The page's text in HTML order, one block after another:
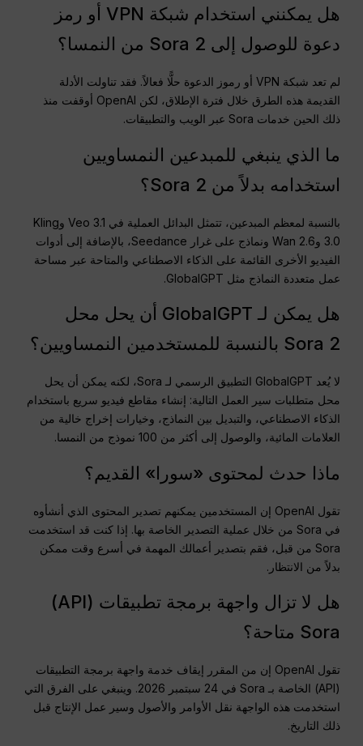
هل يمكنني استخدام شبكة VPN أو رمز
دعوة للوصول إلى Sora 2 من النمسا؟
لم تعد شبكة VPN أو رموز الدعوة حلًّا فعالاً. فقد تناولت الأدلة
القديمة هذه الطرق خلال فترة الإطلاق، لكن OpenAI أوقفت منذ
ذلك الحين خدمات Sora عبر الويب والتطبيقات.
ما الذي ينبغي للمبدعين النمساويين
استخدامه بدلاً من Sora 2؟
بالنسبة لمعظم المبدعين، تتمثل البدائل العملية في Veo 3.1 وKling
3.0 وWan 2.6 ونماذج على غرار Seedance، بالإضافة إلى أدوات
الفيديو الأخرى القائمة على الذكاء الاصطناعي والمتاحة عبر مساحة
عمل متعددة النماذج مثل GlobalGPT.
هل يمكن لـ GlobalGPT أن يحل محل
Sora 2 بالنسبة للمستخدمين النمساويين؟
لا يُعد GlobalGPT التطبيق الرسمي لـ Sora، لكنه يمكن أن يحل
محل متطلبات سير العمل التالية: إنشاء مقاطع فيديو سريع باستخدام
الذكاء الاصطناعي، والتبديل بين النماذج، وخيارات إخراج خالية من
العلامات المائية، والوصول إلى أكثر من 100 نموذج من النمسا.
ماذا حدث لمحتوى «سورا» القديم؟
تقول OpenAI إن المستخدمين يمكنهم تصدير المحتوى الذي أنشأوه
في Sora من خلال عملية التصدير الخاصة بها. إذا كنت قد استخدمت
Sora من قبل، فقم بتصدير أعمالك المهمة في أسرع وقت ممكن
بدلاً من الانتظار.
هل لا تزال واجهة برمجة تطبيقات (API)
Sora متاحة؟
تقول OpenAI إن من المقرر إيقاف خدمة واجهة برمجة التطبيقات
(API) الخاصة بـ Sora في 24 سبتمبر 2026. وينبغي على الفرق التي
استخدمت هذه الواجهة نقل الأوامر والأصول وسير عمل الإنتاج قبل
ذلك التاريخ.